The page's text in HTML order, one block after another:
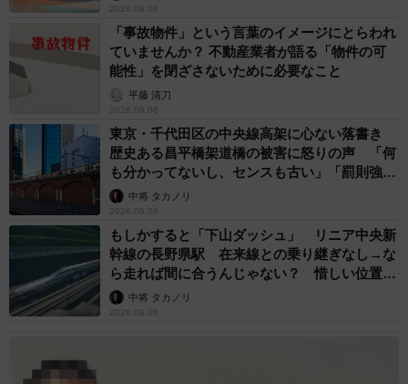
2026.08.06
「事故物件」という言葉のイメージにとらわれ
ていませんか？ 不動産業者が語る「物件の可
能性」を閉ざさないために必要なこと
平藤 清刀
2026.08.06
東京・千代田区の中央線高架に心ない落書き
歴史ある昌平橋架道橋の被害に怒りの声 「何
も分かってないし、センスも古い」「罰則強化
して」中将 タカノリ
2026.08.06
もしかすると「下山ダッシュ」 リニア中央新
幹線の長野県駅 在来線との乗り継ぎなし→な
ら走れば間に合うんじゃない？ 惜しい位置関
係が反響
中将 タカノリ
2026.08.06